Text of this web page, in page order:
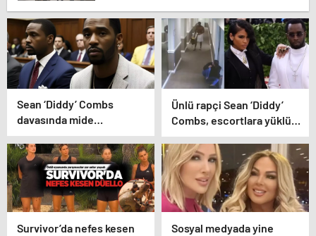
Sean ‘Diddy’ Combs
davasında mide
bulandıran bir skandal
detay daha
Ünlü rapçi Sean ‘Diddy’
Combs, escortlara yüklü
miktarda para dağıtmış
Survivor’da nefes kesen
Sosyal medyada yine